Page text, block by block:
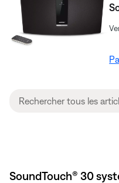
SoundTouch® 30